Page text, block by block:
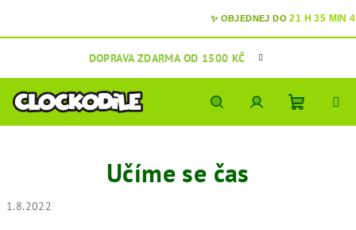
✨ OBJEDNEJ DO21 H 35 MIN
obsah
DOPRAVA ZDARMA OD 1500 KČ
HledatPřihlášeníNákupní
Učíme se čas
1.8.2022